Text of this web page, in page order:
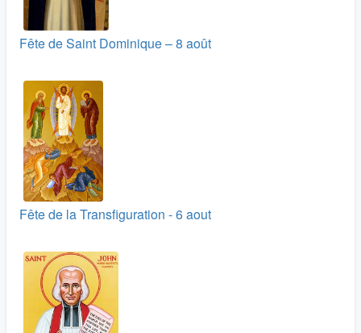
Fête de Saint Dominique – 8 août
Fête de la Transfiguration - 6 aout